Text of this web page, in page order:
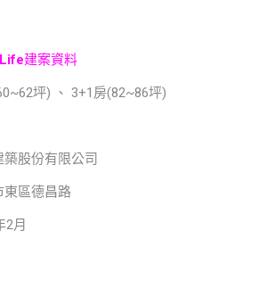
建案資料
坪) 、 3+1房(82~86坪)
股份有限公司
東區德昌路
2月